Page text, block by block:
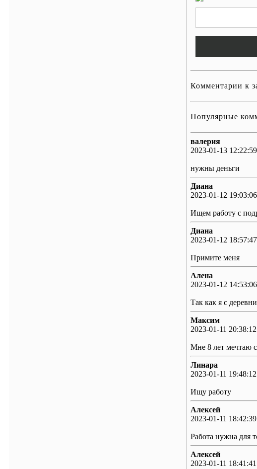
Комментарии к
Популярные
валерия
2023-01-13 12:22:59
нужны деньги
Диана
2023-01-12 19:03:06
Ищем работу с
Диана
2023-01-12 18:57:47
Примите меня
Алена
2023-01-12 14:53:06
Так как я с
Максим
2023-01-11 20:38:12
Мне 8 лет мечтаю
Линара
2023-01-11 19:48:12
Ищу работу
Алексей
2023-01-11 18:42:39
Работа нужна для
Алексей
2023-01-11 18:41:41